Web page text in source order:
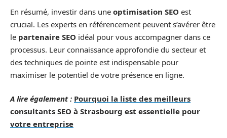
En résumé, investir dans une optimisation SEO est
crucial. Les experts en référencement peuvent s’avérer être
le partenaire SEO idéal pour vous accompagner dans ce
processus. Leur connaissance approfondie du secteur et
des techniques de pointe est indispensable pour
maximiser le potentiel de votre présence en ligne.
A lire également : Pourquoi la liste des meilleurs
consultants SEO à Strasbourg est essentielle pour
votre entreprise